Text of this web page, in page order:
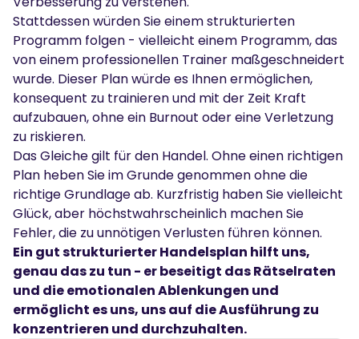
Stattdessen würden Sie einem strukturierten
Programm folgen - vielleicht einem Programm, das
von einem professionellen Trainer maßgeschneidert
wurde. Dieser Plan würde es Ihnen ermöglichen,
konsequent zu trainieren und mit der Zeit Kraft
aufzubauen, ohne ein Burnout oder eine Verletzung
zu riskieren.
Das Gleiche gilt für den Handel. Ohne einen richtigen
Plan heben Sie im Grunde genommen ohne die
richtige Grundlage ab. Kurzfristig haben Sie vielleicht
Glück, aber höchstwahrscheinlich machen Sie
Fehler, die zu unnötigen Verlusten führen können.
Ein gut strukturierter Handelsplan hilft uns,
genau das zu tun - er beseitigt das Rätselraten
und die emotionalen Ablenkungen und
ermöglicht es uns, uns auf die Ausführung zu
konzentrieren und durchzuhalten.